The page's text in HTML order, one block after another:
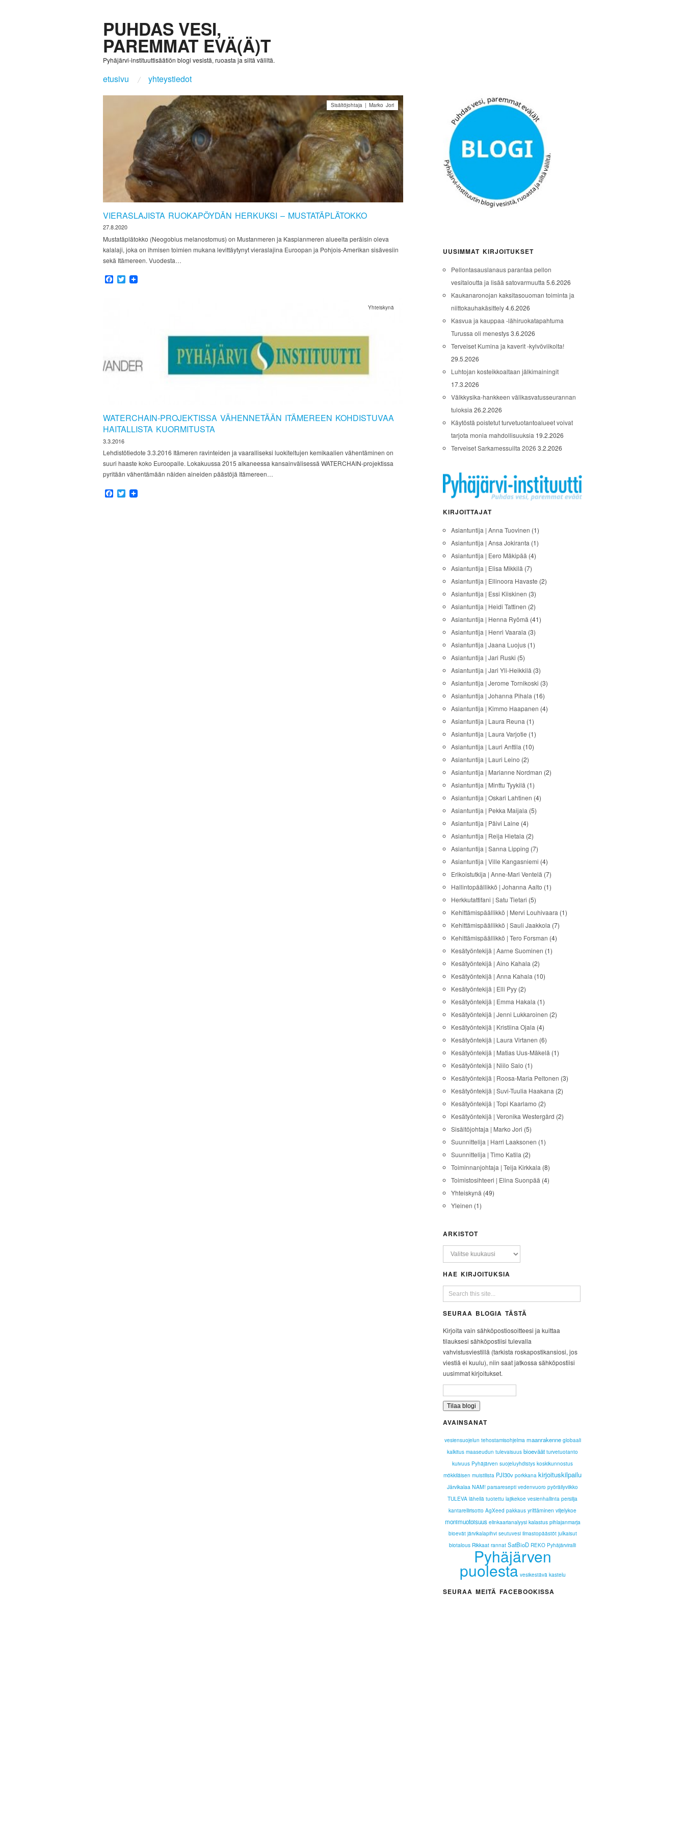
PUHDAS VESI,
PAREMMAT EVÄ(Ä)T
Pyhäjärvi-instituuttisäätiön blogi vesistä, ruoasta ja siltä väliltä.
etusivu yhteystiedot
VIERASLAJISTA RUOKAPÖYDÄN HERKUKSI – MUSTATÄPLÄTOKKO
27.8.2020
Sisältöjohtaja | Marko Jori
Mustatäplätokko (Neogobius melanostomus) on Mustanmeren ja Kaspianmeren alueelta peräisin oleva
kalalaji, joka on ihmisen toimien mukana levittäytynyt vieraslajina Euroopan ja Pohjois-Amerikan sisävesiin
sekä Itämereen. Vuodesta…
Facebook
Twitter
WATERCHAIN-PROJEKTISSA VÄHENNETÄÄN ITÄMEREEN KOHDISTUVAA
HAITALLISTA KUORMITUSTA
3.3.2016
Yhteiskynä
Lehdistötiedote 3.3.2016 Itämeren ravinteiden ja vaaralliseksi luokiteltujen kemikaalien vähentäminen on
suuri haaste koko Euroopalle. Lokakuussa 2015 alkaneessa kansainvälisessä WATERCHAIN-projektissa
pyritään vähentämään näiden aineiden päästöjä Itämereen…
Facebook
Twitter
UUSIMMAT KIRJOITUKSET
Pellontasauslanaus parantaa pellon
vesitaloutta ja lisää satovarmuutta 5.6.2026
Kaukanaronojan kaksitasouoman toiminta ja
niittokauhakäsittely 4.6.2026
Kasvua ja kauppaa -lähiruokatapahtuma
Turussa oli menestys 3.6.2026
Terveiset Kumina ja kaverit -kylvöviikolta!
29.5.2026
Luhtojan kosteikkoaltaan jälkimainingit
17.3.2026
Välkkysika-hankkeen välikasvatusseurannan
tuloksia 26.2.2026
Käytöstä poistetut turvetuotantoalueet voivat
tarjota monia mahdollisuuksia 19.2.2026
Terveiset Sarkamessuilta 2026 3.2.2026
KIRJOITTAJAT
Asiantuntija | Anna Tuovinen (1)
Asiantuntija | Ansa Jokiranta (1)
Asiantuntija | Eero Mäkipää (4)
Asiantuntija | Elisa Mikkilä (7)
Asiantuntija | Ellinoora Havaste (2)
Asiantuntija | Essi Kiiskinen (3)
Asiantuntija | Heidi Tattinen (2)
Asiantuntija | Henna Ryömä (41)
Asiantuntija | Henri Vaarala (3)
Asiantuntija | Jaana Luojus (1)
Asiantuntija | Jari Ruski (5)
Asiantuntija | Jari Yli-Heikkilä (3)
Asiantuntija | Jerome Tornikoski (3)
Asiantuntija | Johanna Pihala (16)
Asiantuntija | Kimmo Haapanen (4)
Asiantuntija | Laura Reuna (1)
Asiantuntija | Laura Varjotie (1)
Asiantuntija | Lauri Anttila (10)
Asiantuntija | Lauri Leino (2)
Asiantuntija | Marianne Nordman (2)
Asiantuntija | Minttu Tyykilä (1)
Asiantuntija | Oskari Lahtinen (4)
Asiantuntija | Pekka Maijala (5)
Asiantuntija | Päivi Laine (4)
Asiantuntija | Reija Hietala (2)
Asiantuntija | Sanna Lipping (7)
Asiantuntija | Ville Kangasniemi (4)
Erikoistutkija | Anne-Mari Ventelä (7)
Hallintopäällikkö | Johanna Aalto (1)
Herkkutattifani | Satu Tietari (5)
Kehittämispäällikkö | Mervi Louhivaara (1)
Kehittämispäällikkö | Sauli Jaakkola (7)
Kehittämispäällikkö | Tero Forsman (4)
Kesätyöntekijä | Aarne Suominen (1)
Kesätyöntekijä | Aino Kahala (2)
Kesätyöntekijä | Anna Kahala (10)
Kesätyöntekijä | Elli Pyy (2)
Kesätyöntekijä | Emma Hakala (1)
Kesätyöntekijä | Jenni Lukkaroinen (2)
Kesätyöntekijä | Kristiina Ojala (4)
Kesätyöntekijä | Laura Virtanen (6)
Kesätyöntekijä | Matias Uus-Mäkelä (1)
Kesätyöntekijä | Niilo Salo (1)
Kesätyöntekijä | Roosa-Maria Peltonen (3)
Kesätyöntekijä | Suvi-Tuulia Haakana (2)
Kesätyöntekijä | Topi Kaarlamo (2)
Kesätyöntekijä | Veronika Westergård (2)
Sisältöjohtaja | Marko Jori (5)
Suunnittelija | Harri Laaksonen (1)
Suunnittelija | Timo Katila (2)
Toiminnanjohtaja | Teija Kirkkala (8)
Toimistosihteeri | Elina Suonpää (4)
Yhteiskynä (49)
Yleinen (1)
ARKISTOT
HAE KIRJOITUKSIA
SEURAA BLOGIA TÄSTÄ
Kirjoita vain sähköpostiosoitteesi ja kuittaa
tilauksesi sähköpostiisi tulevalla
vahvistusviestillä (tarkista roskapostikansiosi, jos
viestiä ei kuulu), niin saat jatkossa sähköpostiisi
uusimmat kirjoitukset.
AVAINSANAT
vesiensuojelun tehostamisohjelma maanrakenne globaali
kalkitus maaseudun tulevaisuus bioeväät turvetuotanto
kuivuus Pyhäjärven suojeluyhdistys koskikunnostus
mökkiläisen muistilista PJI30v porkkana kirjoituskilpailu
Järvikalaa NAM! parsaresepti vedenvuoro pyöräilyviikko
TULEVA lähellä tuotettu lajikekoe vesienhallinta persilja
kantarellirisotto AgXeed pakkaus yrittäminen viljelykoe
monimuotoisuus elinkaarianalyysi kalastus pihlajanmarja
bioevät järvikalapihvi seutuvesi ilmastopäästöt julkaisut
biotalous Rikkaat rannat SatBioD REKO Pyhäjärviralli
Pyhäjärven
puolesta vesikestävä kastelu
SEURAA MEITÄ FACEBOOKISSA